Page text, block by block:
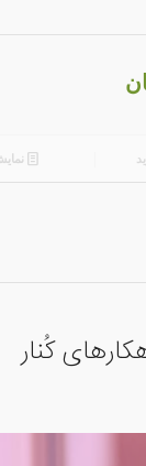
۴.۳۰
کُنار